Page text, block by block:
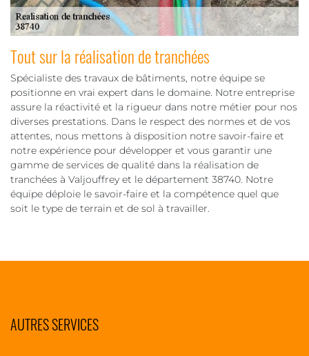
Tout sur la réalisation de tranchées
Spécialiste des travaux de bâtiments, notre équipe se
positionne en vrai expert dans le domaine. Notre entreprise
assure la réactivité et la rigueur dans notre métier pour nos
diverses prestations. Dans le respect des normes et de vos
attentes, nous mettons à disposition notre savoir-faire et
notre expérience pour développer et vous garantir une
gamme de services de qualité dans la réalisation de
tranchées à Valjouffrey et le département 38740. Notre
équipe déploie le savoir-faire et la compétence quel que
soit le type de terrain et de sol à travailler.
AUTRES SERVICES